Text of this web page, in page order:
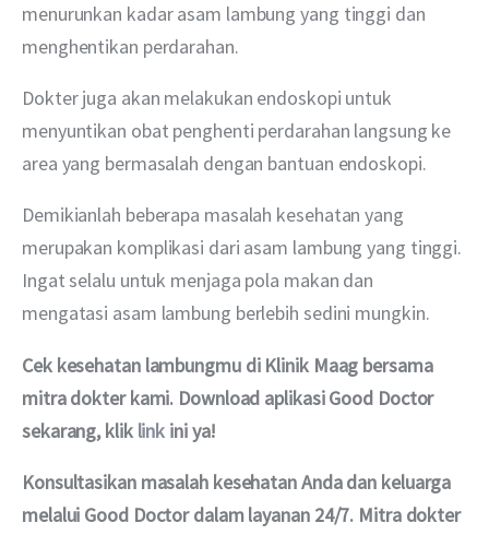
menurunkan kadar asam lambung yang tinggi dan
menghentikan perdarahan.
Dokter juga akan melakukan endoskopi untuk
menyuntikan obat penghenti perdarahan langsung ke
area yang bermasalah dengan bantuan endoskopi.
Demikianlah beberapa masalah kesehatan yang
merupakan komplikasi dari asam lambung yang tinggi.
Ingat selalu untuk menjaga pola makan dan
mengatasi asam lambung berlebih sedini mungkin.
Cek kesehatan lambungmu di Klinik Maag bersama
mitra dokter kami. Download aplikasi Good Doctor
sekarang, klik link ini ya!
Konsultasikan masalah kesehatan Anda dan keluarga
melalui Good Doctor dalam layanan 24/7. Mitra dokter